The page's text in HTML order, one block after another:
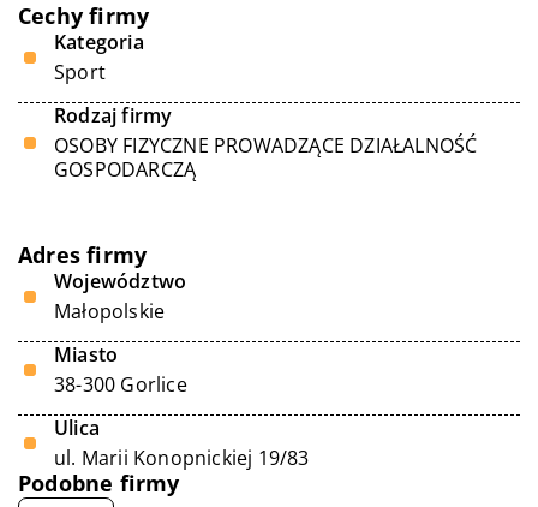
Cechy firmy
Kategoria
Sport
Rodzaj firmy
OSOBY FIZYCZNE PROWADZĄCE DZIAŁALNOŚĆ
GOSPODARCZĄ
Adres firmy
Województwo
Małopolskie
Miasto
38-300 Gorlice
Ulica
ul. Marii Konopnickiej 19/83
Podobne firmy